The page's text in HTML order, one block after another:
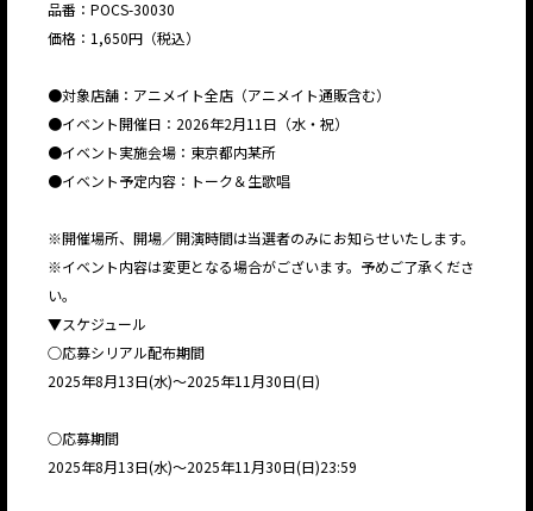
品番：POCS-30030
価格：1,650円（税込）
●対象店舗：アニメイト全店（アニメイト通販含む）
●イベント開催日：2026年2月11日（水・祝）
●イベント実施会場：東京都内某所
●イベント予定内容：トーク＆生歌唱
※開催場所、開場／開演時間は当選者のみにお知らせいたします。
※イベント内容は変更となる場合がございます。予めご了承くださ
い。
▼スケジュール
○応募シリアル配布期間
2025年8月13日(水)～2025年11月30日(日)
○応募期間
2025年8月13日(水)～2025年11月30日(日)23:59